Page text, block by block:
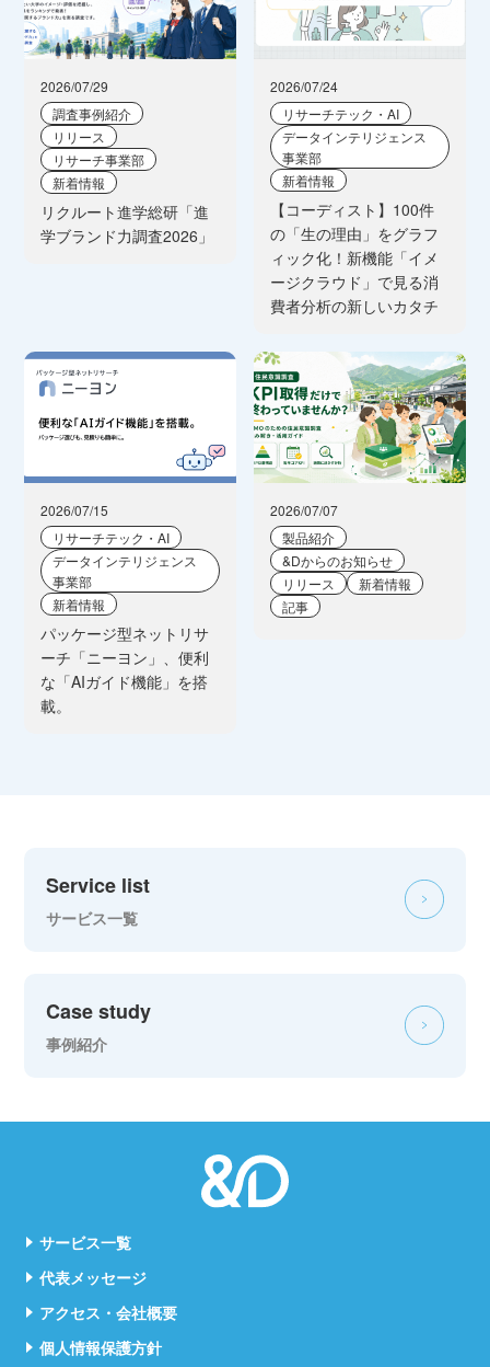
2026/07/29
調査事例紹介
リリース
リサーチ事業部
新着情報
リクルート進学総研「進
学ブランド力調査2026」
2026/07/24
リサーチテック・AI
データインテリジェンス
事業部
新着情報
【コーディスト】100件
の「生の理由」をグラフ
ィック化！新機能「イメ
ージクラウド」で見る消
費者分析の新しいカタチ
2026/07/15
リサーチテック・AI
データインテリジェンス
事業部
新着情報
パッケージ型ネットリサ
ーチ「ニーヨン」、便利
な「AIガイド機能」を搭
載。
2026/07/07
製品紹介
&Dからのお知らせ
リリース
新着情報
記事
Service list
サービス一覧
Case study
事例紹介
サービス一覧
代表メッセージ
アクセス・会社概要
個人情報保護方針